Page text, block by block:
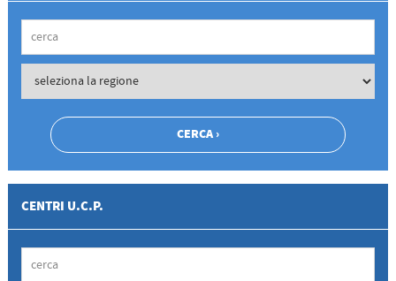
CENTRI U.C.P.